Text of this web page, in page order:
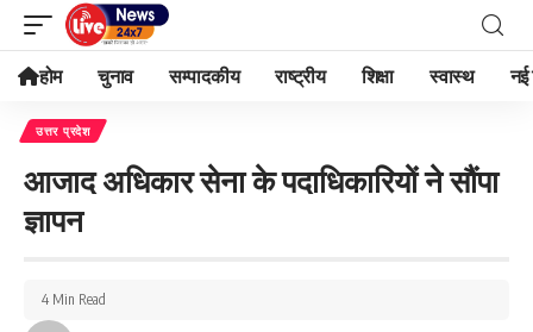
होम चुनाव सम्पादकीय राष्ट्रीय शिक्षा स्वास्थ नई
उत्तर प्रदेश
आजाद अधिकार सेना के पदाधिकारियों ने सौंपा
ज्ञापन
4 Min Read